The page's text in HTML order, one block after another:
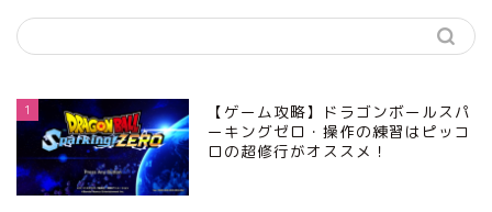
1
【ゲーム攻略】ドラゴンボールスパ
ーキングゼロ・操作の練習はピッコ
ロの超修行がオススメ！